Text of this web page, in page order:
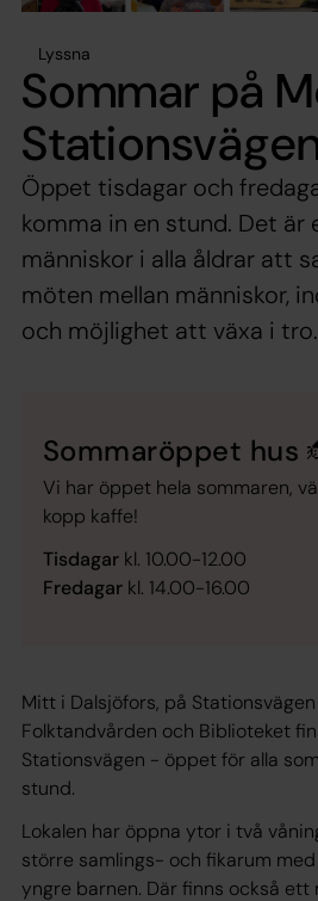
Lyssna
Sommar på
Öppet tisdagar och
komma in en stund. Det är
människor i alla åldrar att
möten mellan människor,
och möjlighet att växa i tro.
Sommaröppet hus
Vi har öppet hela sommaren,
kopp kaffe!
Tisdagar kl. 10.00-12.00
Fredagar kl. 14.00-16.00
Mitt i Dalsjöfors, på
Folktandvården och Biblioteket
Stationsvägen - öppet för alla
stund.
Lokalen har öppna ytor i två
större samlings- och fikarum
yngre barnen. Där finns också